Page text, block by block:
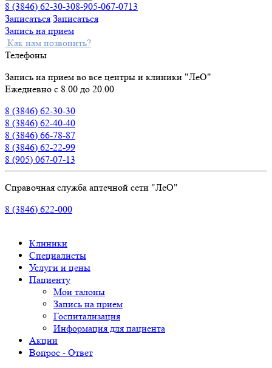
8 (3846) 62-30-308-905-067-0713
Записаться Записаться
Запись на прием
Как нам позвонить?
Телефоны
Запись на прием во все центры и клиники "ЛеО"
Ежедневно с 8.00 до 20.00
8 (3846) 62-30-30
8 (3846) 62-40-40
8 (3846) 66-78-87
8 (3846) 62-22-99
8 (905) 067-07-13
Справочная служба аптечной сети "ЛеО"
8 (3846) 622-000
Клиники
Специалисты
Услуги и цены
Пациенту
Мои талоны
Запись на прием
Госпитализация
Информация для пациента
Акции
Вопрос - Ответ